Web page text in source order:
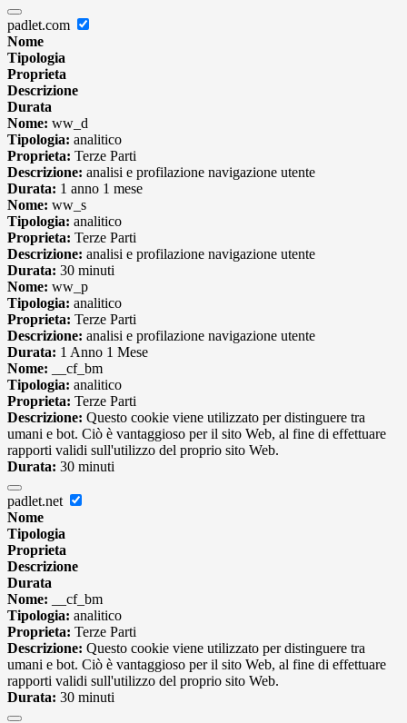
padlet.com
Nome
Tipologia
Proprieta
Descrizione
Durata
Nome: ww_d
Tipologia: analitico
Proprieta: Terze Parti
Descrizione: analisi e profilazione navigazione utente
Durata: 1 anno 1 mese
Nome: ww_s
Tipologia: analitico
Proprieta: Terze Parti
Descrizione: analisi e profilazione navigazione utente
Durata: 30 minuti
Nome: ww_p
Tipologia: analitico
Proprieta: Terze Parti
Descrizione: analisi e profilazione navigazione utente
Durata: 1 Anno 1 Mese
Nome: __cf_bm
Tipologia: analitico
Proprieta: Terze Parti
Descrizione: Questo cookie viene utilizzato per distinguere tra
umani e bot. Ciò è vantaggioso per il sito Web, al fine di effettuare
rapporti validi sull'utilizzo del proprio sito Web.
Durata: 30 minuti
padlet.net
Nome
Tipologia
Proprieta
Descrizione
Durata
Nome: __cf_bm
Tipologia: analitico
Proprieta: Terze Parti
Descrizione: Questo cookie viene utilizzato per distinguere tra
umani e bot. Ciò è vantaggioso per il sito Web, al fine di effettuare
rapporti validi sull'utilizzo del proprio sito Web.
Durata: 30 minuti